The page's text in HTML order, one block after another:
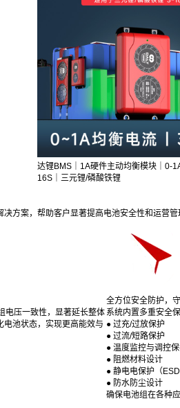
达锂BMS｜1A硬件主动均衡模块｜0-
16S｜三元锂/磷酸铁锂
方案，帮助客户显著提高电池安全性和运营管
电压一致性，显著延长整体
池状态，实现更高能效与
全方位安全防护，
系统内置多重安全
● 过充/过放保护
● 过流/短路保护
● 温度监控与调控
● 阻燃材料设计
● 静电电保护（ESD
● 防水防尘设计
确保电池组在各种